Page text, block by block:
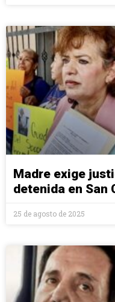
Madre exige
detenida en San
25 de agosto de 2025